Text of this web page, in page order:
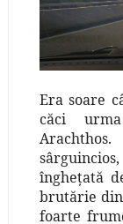
Era soare
căci
îngheţată
brutărie din
foarte